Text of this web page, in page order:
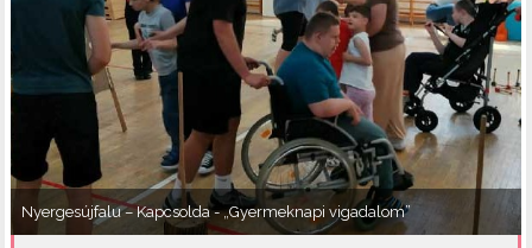
Nyergesújfalu – Kapcsolda - „Gyermeknapi vigadalom”